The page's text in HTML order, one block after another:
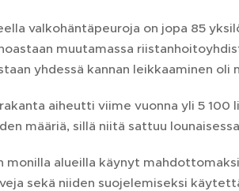
valkohäntäpeuroja on jopa 85
muutamassa
yhdessä kannan leikkaaminen oli
aiheutti viime vuonna yli 5
määriä, sillä niitä sattuu
monilla alueilla käynyt
sekä niiden suojelemiseksi